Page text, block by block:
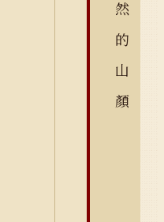
然
的
山
顏